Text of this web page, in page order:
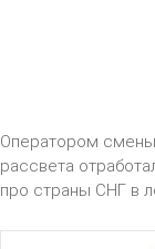
Оператором смены
рассвета
про страны СНГ в